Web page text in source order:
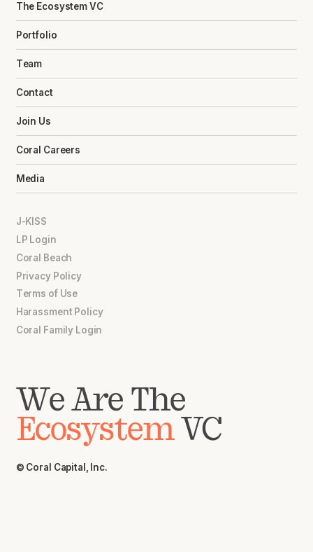
The Ecosystem VC
Portfolio
Team
Contact
Join Us
Coral Careers
Media
J-KISS
LP Login
Coral Beach
Privacy Policy
Terms of Use
Harassment Policy
Coral Family Login
We Are The
EcosystemVC
© Coral Capital, Inc.